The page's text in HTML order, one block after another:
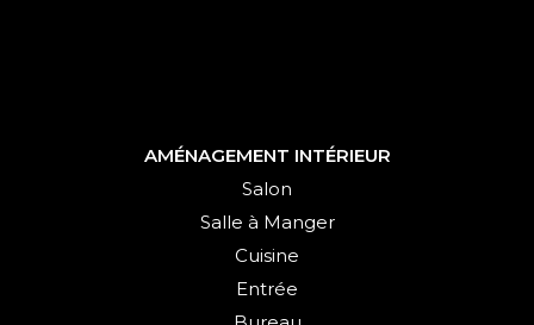
AMÉNAGEMENT INTÉRIEUR
Salon
Salle à Manger
Cuisine
Entrée